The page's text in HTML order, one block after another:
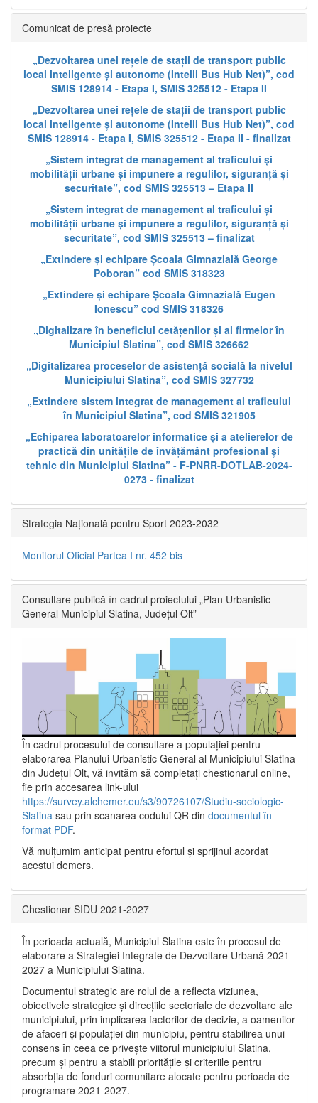
Comunicat de presă proiecte
„Dezvoltarea unei rețele de stații de transport public
local inteligente și autonome (Intelli Bus Hub Net)”, cod
SMIS 128914 - Etapa I, SMIS 325512 - Etapa II
„Dezvoltarea unei rețele de stații de transport public
local inteligente și autonome (Intelli Bus Hub Net)”, cod
SMIS 128914 - Etapa I, SMIS 325512 - Etapa II - finalizat
„Sistem integrat de management al traficului și
mobilității urbane și impunere a regulilor, siguranță și
securitate”, cod SMIS 325513 – Etapa II
„Sistem integrat de management al traficului și
mobilității urbane și impunere a regulilor, siguranță și
securitate”, cod SMIS 325513 – finalizat
„Extindere și echipare Școala Gimnazială George
Poboran” cod SMIS 318323
„Extindere și echipare Școala Gimnazială Eugen
Ionescu” cod SMIS 318326
„Digitalizare în beneficiul cetățenilor și al firmelor în
Municipiul Slatina”, cod SMIS 326662
„Digitalizarea proceselor de asistență socială la nivelul
Municipiului Slatina”, cod SMIS 327732
„Extindere sistem integrat de management al traficului
în Municipiul Slatina”, cod SMIS 321905
„Echiparea laboratoarelor informatice și a atelierelor de
practică din unitățile de învățământ profesional și
tehnic din Municipiul Slatina” - F-PNRR-DOTLAB-2024-
0273 - finalizat
Strategia Națională pentru Sport 2023-2032
Monitorul Oficial Partea I nr. 452 bis
Consultare publică în cadrul proiectului „Plan Urbanistic
General Municipiul Slatina, Județul Olt”
În cadrul procesului de consultare a populaţiei pentru
elaborarea Planului Urbanistic General al Municipiului Slatina
din Județul Olt, vă invităm să completați chestionarul online,
fie prin accesarea link-ului
https://survey.alchemer.eu/s3/90726107/Studiu-sociologic-
Slatina sau prin scanarea codului QR din documentul în
format PDF.
Vă mulţumim anticipat pentru efortul şi sprijinul acordat
acestui demers.
Chestionar SIDU 2021-2027
În perioada actuală, Municipiul Slatina este în procesul de
elaborare a Strategiei Integrate de Dezvoltare Urbană 2021‐
2027 a Municipiului Slatina.
Documentul strategic are rolul de a reflecta viziunea,
obiectivele strategice și direcțiile sectoriale de dezvoltare ale
municipiului, prin implicarea factorilor de decizie, a oamenilor
de afaceri și populației din municipiu, pentru stabilirea unui
consens în ceea ce privește viitorul municipiului Slatina,
precum și pentru a stabili prioritățile și criteriile pentru
absorbția de fonduri comunitare alocate pentru perioada de
programare 2021-2027.